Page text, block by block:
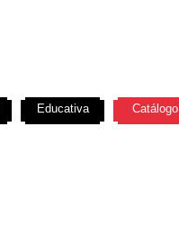
Educativa Catálogo